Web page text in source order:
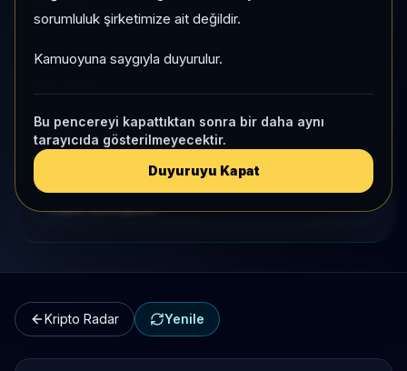
sorumluluk şirketimize ait değildir.
Kamuoyuna saygıyla duyurulur.
Bu pencereyi kapattıktan sonra bir daha aynı
tarayıcıda gösterilmeyecektir.
Duyuruyu Kapat
Global market cap sıralaması
Kripto Karşılaştırma
Kategori Benchmark
Kripto Radar Yenile